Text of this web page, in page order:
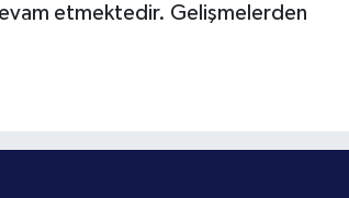
etmektedir. Gelişmelerden